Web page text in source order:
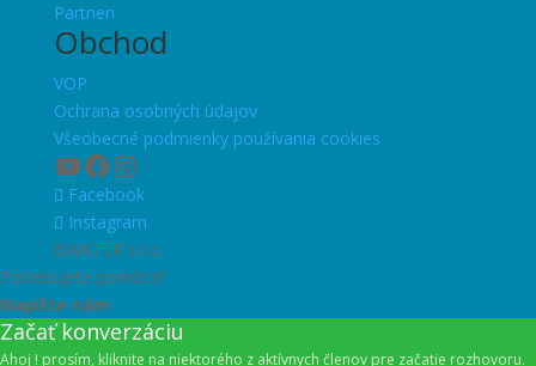
Partneri
Obchod
VOP
Ochrana osobných údajov
Všeobecné podmienky používania cookies
YouTube
Facebook
Instagram
Facebook
Instagram
BWATER s.r.o.
Potrebujete pomôcť?
Napíšte nám
Začať konverzáciu
Ahoj ! prosím, kliknite na niektorého z aktívnych členov pre začatie rozhovoru.